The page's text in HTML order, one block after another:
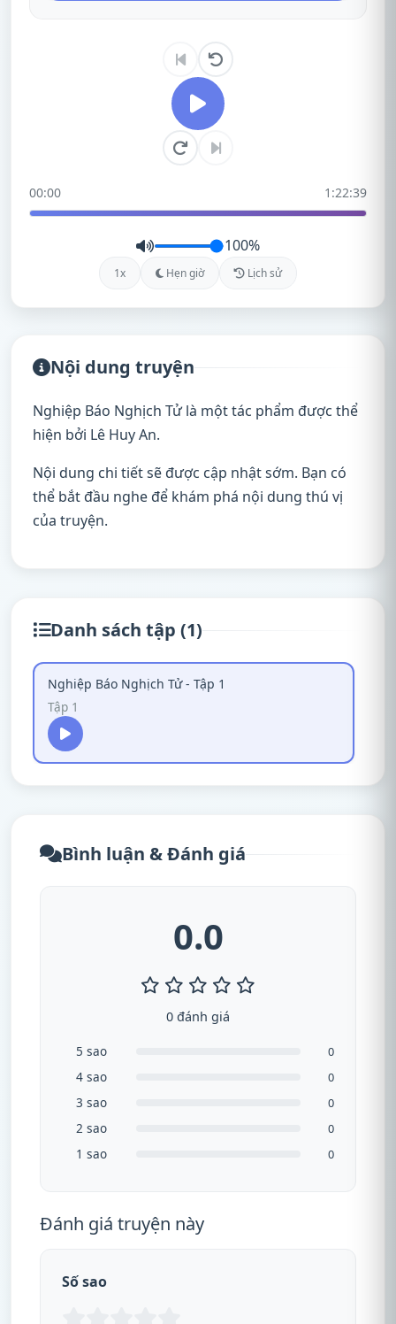
00:00 1:22:39
100%
1x Hẹn giờ Lịch sử
Nội dung truyện
Nghiệp Báo Nghịch Tử là một tác phẩm được thể
hiện bởi Lê Huy An.
Nội dung chi tiết sẽ được cập nhật sớm. Bạn có
thể bắt đầu nghe để khám phá nội dung thú vị
của truyện.
Danh sách tập (1)
Nghiệp Báo Nghịch Tử - Tập 1
Tập 1
Bình luận & Đánh giá
0.0
0 đánh giá
5 sao 0
4 sao 0
3 sao 0
2 sao 0
1 sao 0
Đánh giá truyện này
Số sao